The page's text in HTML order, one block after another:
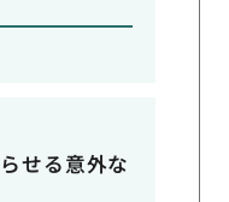
せる意外な